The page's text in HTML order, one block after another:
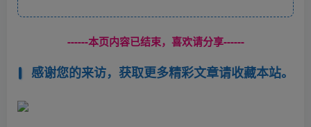
------本页内容已结束，喜欢请分享------
感谢您的来访，获取更多精彩文章请收藏本站。